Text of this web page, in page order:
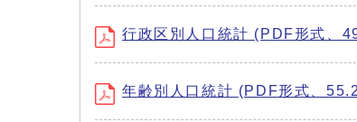
行政区別人口統計 (PDF形式、
年齢別人口統計 (PDF形式、